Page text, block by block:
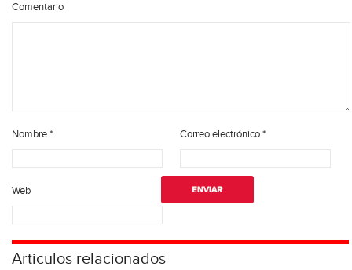
Comentario
Nombre* Correo electrónico*
Web
Articulos relacionados